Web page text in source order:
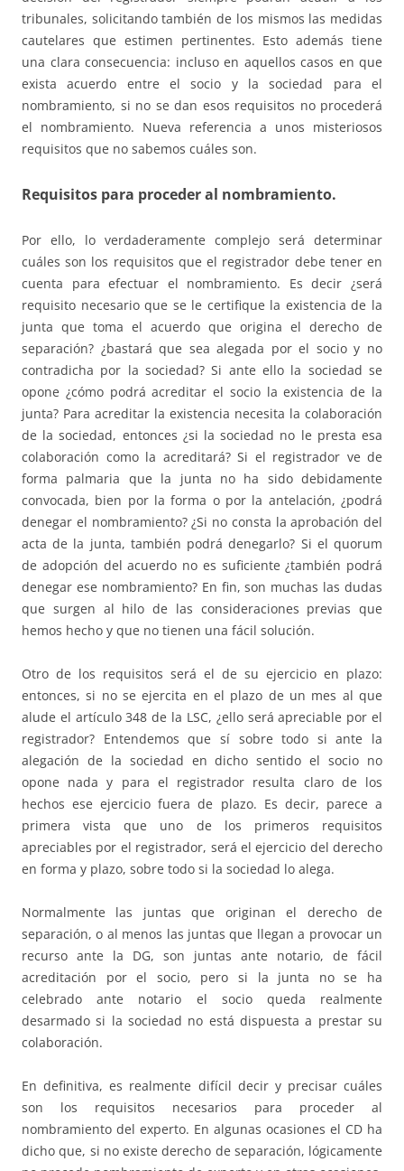
tribunales, solicitando también de los mismos las medidas
cautelares que estimen pertinentes. Esto además tiene
una clara consecuencia: incluso en aquellos casos en que
exista acuerdo entre el socio y la sociedad para el
nombramiento, si no se dan esos requisitos no procederá
el nombramiento. Nueva referencia a unos misteriosos
requisitos que no sabemos cuáles son.
Requisitos para proceder al nombramiento.
Por ello, lo verdaderamente complejo será determinar
cuáles son los requisitos que el registrador debe tener en
cuenta para efectuar el nombramiento. Es decir ¿será
requisito necesario que se le certifique la existencia de la
junta que toma el acuerdo que origina el derecho de
separación? ¿bastará que sea alegada por el socio y no
contradicha por la sociedad? Si ante ello la sociedad se
opone ¿cómo podrá acreditar el socio la existencia de la
junta? Para acreditar la existencia necesita la colaboración
de la sociedad, entonces ¿si la sociedad no le presta esa
colaboración como la acreditará? Si el registrador ve de
forma palmaria que la junta no ha sido debidamente
convocada, bien por la forma o por la antelación, ¿podrá
denegar el nombramiento? ¿Si no consta la aprobación del
acta de la junta, también podrá denegarlo? Si el quorum
de adopción del acuerdo no es suficiente ¿también podrá
denegar ese nombramiento? En fin, son muchas las dudas
que surgen al hilo de las consideraciones previas que
hemos hecho y que no tienen una fácil solución.
Otro de los requisitos será el de su ejercicio en plazo:
entonces, si no se ejercita en el plazo de un mes al que
alude el artículo 348 de la LSC, ¿ello será apreciable por el
registrador? Entendemos que sí sobre todo si ante la
alegación de la sociedad en dicho sentido el socio no
opone nada y para el registrador resulta claro de los
hechos ese ejercicio fuera de plazo. Es decir, parece a
primera vista que uno de los primeros requisitos
apreciables por el registrador, será el ejercicio del derecho
en forma y plazo, sobre todo si la sociedad lo alega.
Normalmente las juntas que originan el derecho de
separación, o al menos las juntas que llegan a provocar un
recurso ante la DG, son juntas ante notario, de fácil
acreditación por el socio, pero si la junta no se ha
celebrado ante notario el socio queda realmente
desarmado si la sociedad no está dispuesta a prestar su
colaboración.
En definitiva, es realmente difícil decir y precisar cuáles
son los requisitos necesarios para proceder al
nombramiento del experto. En algunas ocasiones el CD ha
dicho que, si no existe derecho de separación, lógicamente